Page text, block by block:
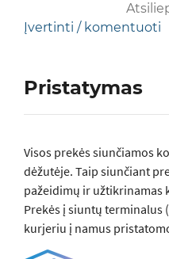
Įvertinti / komentuoti
Pristatymas
Visos prеkės siunčiamos
dėžutėje. Taip siunčiant
pažeidimų ir užtikrinamas
Prekės į siuntų terminalus
kurjeriu į namus